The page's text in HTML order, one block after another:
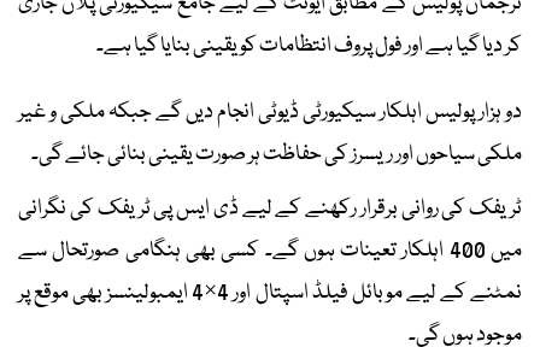
کر دیا گیا ہے اور فول پروف انتظامات کو یقینی بنایا گیا ہے۔
دو ہزار پولیس اہلکار سیکیورٹی ڈیوٹی انجام دیں گے جبکہ ملکی و غیر
ملکی سیاحوں اور ریسرز کی حفاظت ہر صورت یقینی بنائی جائے گی۔
ٹریفک کی روانی برقرار رکھنے کے لیے ڈی ایس پی ٹریفک کی نگرانی
میں 400 اہلکار تعینات ہوں گے۔ کسی بھی ہنگامی صورتحال سے
نمٹنے کے لیے موبائل فیلڈ اسپتال اور 4×4 ایمبولینسز بھی موقع پر
موجود ہوں گی۔